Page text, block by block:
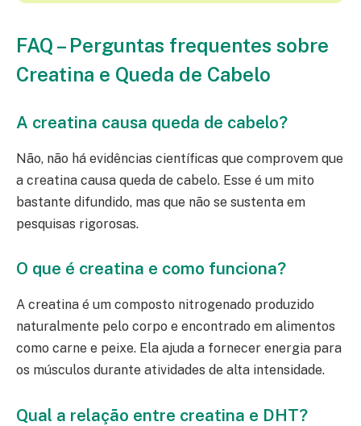
FAQ – Perguntas frequentes sobre
Creatina e Queda de Cabelo
A creatina causa queda de cabelo?
Não, não há evidências científicas que comprovem que
a creatina causa queda de cabelo. Esse é um mito
bastante difundido, mas que não se sustenta em
pesquisas rigorosas.
O que é creatina e como funciona?
A creatina é um composto nitrogenado produzido
naturalmente pelo corpo e encontrado em alimentos
como carne e peixe. Ela ajuda a fornecer energia para
os músculos durante atividades de alta intensidade.
Qual a relação entre creatina e DHT?